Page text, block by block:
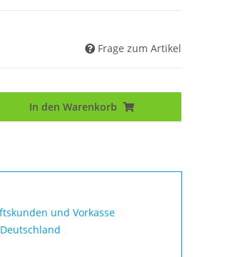
Frage zum Artikel
In den Warenkorb
und Vorkasse